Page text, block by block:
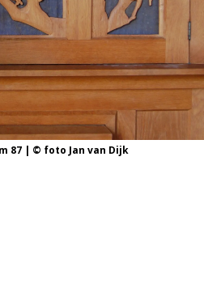
87 | © foto Jan van Dijk